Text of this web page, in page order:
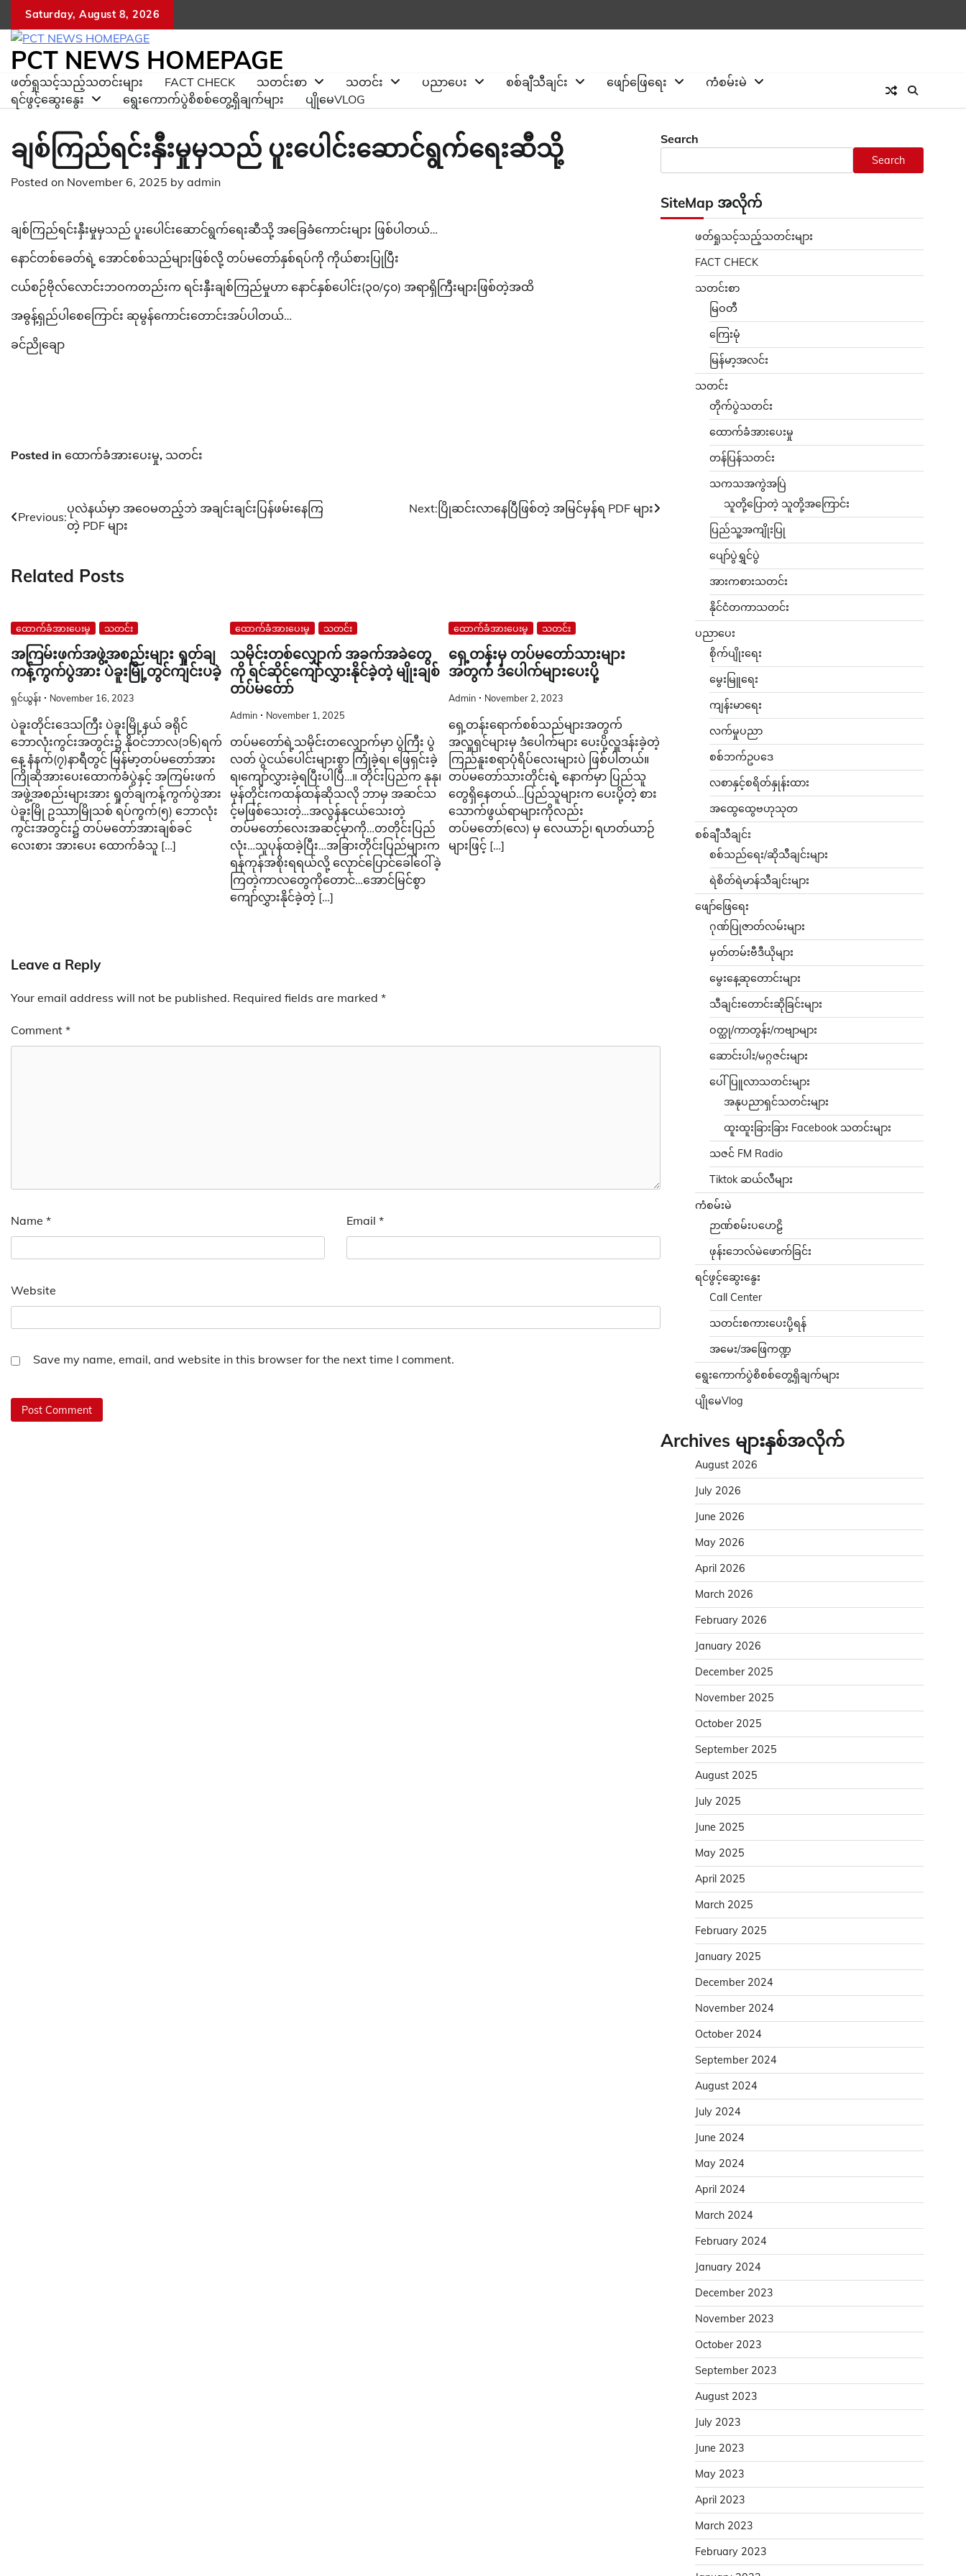
content
Saturday, August 8, 2026
PCT NEWS HOMEPAGE
ဖတ်ရှုသင့်သည့်သတင်းများ FACT CHECK သတင်းစာ သတင်း ပညာပေး စစ်ချီသီချင်း ဖျော်ဖြေရေး
ကံစမ်းမဲ
ရင်ဖွင့်ဆွေးနွေး
ရွေးကောက်ပွဲစိစစ်တွေ့ရှိချက်များ ပျိုမေVLOG
ချစ်ကြည်ရင်းနှီးမှုမှသည် ပူးပေါင်းဆောင်ရွက်ရေးဆီသို့
Posted on November 6, 2025 by admin
ချစ်ကြည်ရင်းနှီးမှုမှသည် ပူးပေါင်းဆောင်ရွက်ရေးဆီသို့ အခြေခံကောင်းများ ဖြစ်ပါတယ်…
နောင်တစ်ခေတ်ရဲ့ အောင်စစ်သည်များဖြစ်လို့ တပ်မတော်နှစ်ရပ်ကို ကိုယ်စားပြုပြီး
ငယ်စဉ်ဗိုလ်လောင်းဘဝကတည်းက ရင်းနှီးချစ်ကြည်မှုဟာ နောင်နှစ်ပေါင်း(၃၀/၄၀) အရာရှိကြီးများဖြစ်တဲ့အထိ
အဓွန့်ရှည်ပါစေကြောင်း ဆုမွန်ကောင်းတောင်းအပ်ပါတယ်…
ခင်ညိုချော
Posted in ထောက်ခံအားပေးမှု, သတင်း
Post
navigation
Previous:
ပုလဲနယ်မှာ အဝေမတည့်ဘဲ အချင်းချင်းပြန်ဖမ်းနေကြ
တဲ့ PDF များ
Next: ပြိုဆင်းလာနေပြီဖြစ်တဲ့ အမြင်မှန်ရ PDF များ
Related Posts
ထောက်ခံအားပေးမှု သတင်း
အကြမ်းဖက်အဖွဲ့အစည်းများ ရှုတ်ချ
ကန့်ကွက်ပွဲအား ပဲခူးမြို့တွင်ကျင်းပခဲ့
ရှင်ယွန်း November 16, 2023
ပဲခူးတိုင်းဒေသကြီး ပဲခူးမြို့နယ် ခရိုင်
ဘောလုံးကွင်းအတွင်း၌ နိုဝင်ဘာလ(၁၆)ရက်
နေ့ နံနက်(၇)နာရီတွင် မြန်မာ့တပ်မတော်အား
ကြိုဆိုအားပေးထောက်ခံပွဲနှင့် အကြမ်းဖက်
အဖွဲ့အစည်းများအား ရှုတ်ချကန့်ကွက်ပွဲအား
ပဲခူးမြို ဥဿာမြိုသစ် ရပ်ကွက်(၅) ဘောလုံး
ကွင်းအတွင်း၌ တပ်မတော်အားချစ်ခင်
လေးစား အားပေး ထောက်ခံသူ […]
ထောက်ခံအားပေးမှု သတင်း
သမိုင်းတစ်လျှောက် အခက်အခဲတွေ
ကို ရင်ဆိုင်ကျော်လွှားနိုင်ခဲ့တဲ့ မျိုးချစ်
တပ်မတော်
Admin November 1, 2025
တပ်မတော်ရဲ့သမိုင်းတလျှောက်မှာ ပွဲကြီး ပွဲ
လတ် ပွဲငယ်ပေါင်းများစွာ ကြုံခဲ့ရ၊ ဖြေရှင်းခဲ့
ရ၊ကျော်လွှားခဲ့ရပြီးပါပြီ…။ တိုင်းပြည်က နုနု၊
မုန်တိုင်းကထန်ထန်ဆိုသလို ဘာမှ အဆင်သ
င့်မဖြစ်သေးတဲ့…အလွန်နုငယ်သေးတဲ့
တပ်မတော်လေးအဆင့်မှာကို…တတိုင်းပြည်
လုံး…သူပုန်ထခဲ့ပြီး…အခြားတိုင်းပြည်များက
ရန်ကုန်အစိုးရရယ်လို့ လှောင်ပြောင်ခေါ်ဝေါ်ခဲ့
ကြတဲ့ကာလတွေကိုတောင်…အောင်မြင်စွာ
ကျော်လွှားနိုင်ခဲ့တဲ့ […]
ထောက်ခံအားပေးမှု သတင်း
ရှေ့တန်းမှ တပ်မတော်သားများ
အတွက် ဒံပေါက်များပေးပို့
Admin November 2, 2023
ရှေ့တန်းရောက်စစ်သည်များအတွက်
အလှူရှင်များမှ ဒံပေါက်များ ပေးပို့လှူဒန်းခဲ့တဲ့
ကြည်နူးစရာပုံရိပ်လေးများပဲ ဖြစ်ပါတယ်။
တပ်မတော်သားတိုင်းရဲ့ နောက်မှာ ပြည်သူ
တွေရှိနေတယ်…ပြည်သူများက ပေးပို့တဲ့ စား
သောက်ဖွယ်ရာများကိုလည်း
တပ်မတော်(လေ) မှ လေယာဉ်၊ ရဟတ်ယာဉ်
များဖြင့် […]
Leave a Reply
Your email address will not be published. Required fields are marked *
Comment *
Name * Email *
Website
Save my name, email, and website in this browser for the next time I comment.
Search
Search
SiteMap အလိုက်
ဖတ်ရှုသင့်သည့်သတင်းများ
FACT CHECK
သတင်းစာ
မြဝတီ
ကြေးမုံ
မြန်မာ့အလင်း
သတင်း
တိုက်ပွဲသတင်း
ထောက်ခံအားပေးမှု
တန်ပြန်သတင်း
သကသအကွဲအပြဲ
သူတို့ပြောတဲ့ သူတို့အကြောင်း
ပြည်သူ့အကျိုးပြု
ပျော်ပွဲရွှင်ပွဲ
အားကစားသတင်း
နိုင်ငံတကာသတင်း
ပညာပေး
စိုက်ပျိုးရေး
မွေးမြူရေး
ကျန်းမာရေး
လက်မှုပညာ
စစ်ဘက်ဥပဒေ
လစာနှင့်စရိတ်နှုန်းထား
အထွေထွေဗဟုသုတ
စစ်ချီသီချင်း
စစ်သည်ရေး/ဆိုသီချင်းများ
ရဲစိတ်ရဲမာန်သီချင်းများ
ဖျော်ဖြေရေး
ဂုဏ်ပြုဇာတ်လမ်းများ
မှတ်တမ်းဗီဒီယိုများ
မွေးနေ့ဆုတောင်းများ
သီချင်းတောင်းဆိုခြင်းများ
ဝတ္ထု/ကာတွန်း/ကဗျာများ
ဆောင်းပါး/မဂ္ဂဇင်းများ
ပေါ်ပြူလာသတင်းများ
အနုပညာရှင်သတင်းများ
ထူးထူးခြားခြား Facebook သတင်းများ
သဇင် FM Radio
Tiktok ဆယ်လီများ
ကံစမ်းမဲ
ဉာဏ်စမ်းပဟေဠိ
ဖုန်းဘေလ်မဲဖောက်ခြင်း
ရင်ဖွင့်ဆွေးနွေး
Call Center
သတင်းစကားပေးပို့ရန်
အမေး/အဖြေကဏ္ဍ
ရွေးကောက်ပွဲစိစစ်တွေ့ရှိချက်များ
ပျိုမေVlog
Archives များနှစ်အလိုက်
August 2026
July 2026
June 2026
May 2026
April 2026
March 2026
February 2026
January 2026
December 2025
November 2025
October 2025
September 2025
August 2025
July 2025
June 2025
May 2025
April 2025
March 2025
February 2025
January 2025
December 2024
November 2024
October 2024
September 2024
August 2024
July 2024
June 2024
May 2024
April 2024
March 2024
February 2024
January 2024
December 2023
November 2023
October 2023
September 2023
August 2023
July 2023
June 2023
May 2023
April 2023
March 2023
February 2023